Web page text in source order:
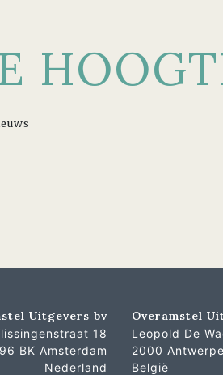
Uitgevers bv
18
BK Amsterdam
Nederland
Overamstel
Leopold De
2000
België